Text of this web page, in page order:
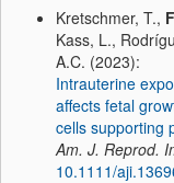
Kretschmer, T.,
Kass, L.,
A.C. (2023):
Intrauterine
affects fetal
cells supporting
Am. J. Reprod.
10.1111/